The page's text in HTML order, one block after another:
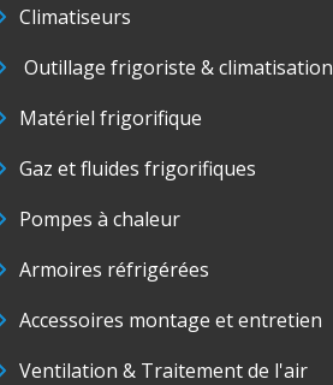
Climatiseurs
Outillage frigoriste & climatisation
Matériel frigorifique
Gaz et fluides frigorifiques
Pompes à chaleur
Armoires réfrigérées
Accessoires montage et entretien
Ventilation & Traitement de l'air